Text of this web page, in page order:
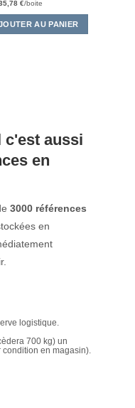
€/boite
AU PANIER
c'est aussi
en
3000 références
en
logistique.
700 kg) un
en magasin).